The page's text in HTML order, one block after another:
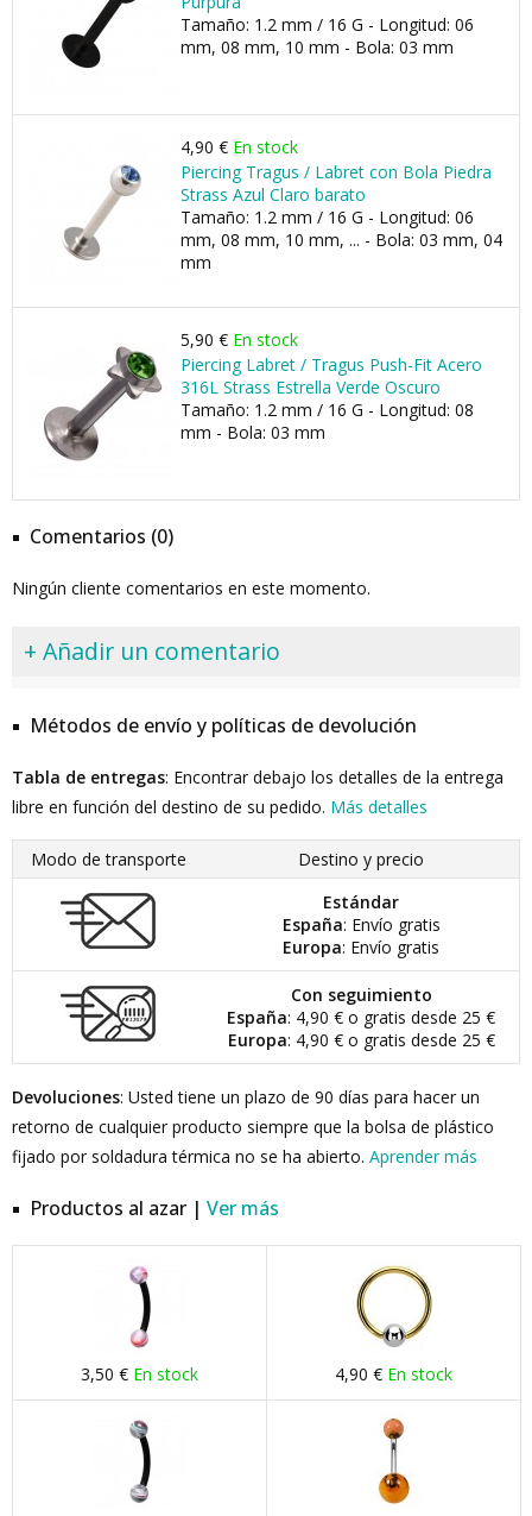
Tamaño: 1.2 mm / 16 G - Longitud: 06
mm, 08 mm, 10 mm - Bola: 03 mm
4,90 € En stock
Piercing Tragus / Labret con Bola Piedra
Strass Azul Claro barato
Tamaño: 1.2 mm / 16 G - Longitud: 06
mm, 08 mm, 10 mm, ... - Bola: 03 mm, 04
mm
5,90 € En stock
Piercing Labret / Tragus Push-Fit Acero
316L Strass Estrella Verde Oscuro
Tamaño: 1.2 mm / 16 G - Longitud: 08
mm - Bola: 03 mm
Comentarios (0)
Ningún cliente comentarios en este momento.
+ Añadir un comentario
Métodos de envío y políticas de devolución
Tabla de entregas: Encontrar debajo los detalles de la entrega
libre en función del destino de su pedido. Más detalles
Modo de transporte
Destino y precio
Estándar
España: Envío gratis
Europa: Envío gratis
Con seguimiento
España: 4,90 € o gratis desde 25 €
Europa: 4,90 € o gratis desde 25 €
Devoluciones: Usted tiene un plazo de 90 días para hacer un
retorno de cualquier producto siempre que la bolsa de plástico
fijado por soldadura térmica no se ha abierto. Aprender más
Productos al azar | Ver más
3,50 € En stock 4,90 € En stock